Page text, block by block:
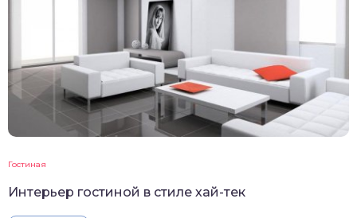
Гостиная
Интерьер гостиной в стиле хай-тек